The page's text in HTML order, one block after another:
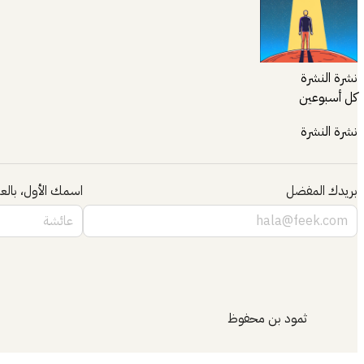
نشرة النشرة
كل أسبوعين
نشرة النشرة
بريدك المفضل اسمك الأول،
ثمود بن محفوظ